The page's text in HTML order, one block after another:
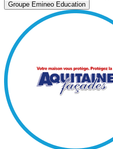
Groupe Emineo Education